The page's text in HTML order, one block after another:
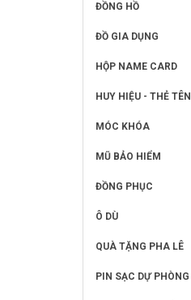
ĐỒNG HỒ
ĐỒ GIA DỤNG
HỘP NAME CARD
HUY HIỆU - THẺ TÊN
MÓC KHÓA
MŨ BẢO HIỂM
ĐỒNG PHỤC
Ô DÙ
QUÀ TẶNG PHA LÊ
PIN SẠC DỰ PHÒNG